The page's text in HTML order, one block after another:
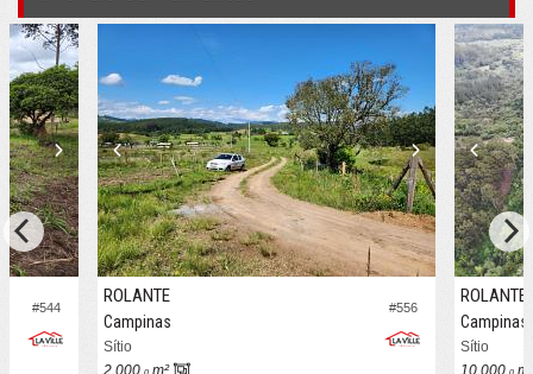
#544 #556
ROLANTE
Campinas
Sítio
2.000, m²
ROLANTE
Campinas
Sítio
10.000,